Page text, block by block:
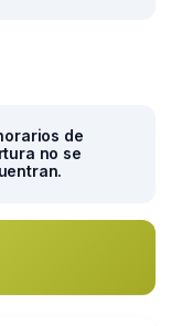
de
no se